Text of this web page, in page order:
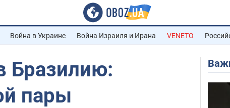
Война в Украине Война Израиля и Ирана VENETO
Бразилию:
пары